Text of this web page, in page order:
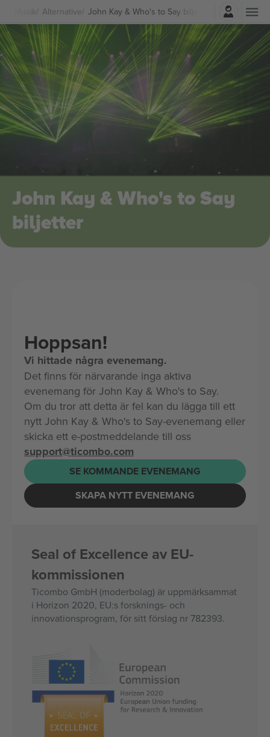
Musik Alternative John Kay & Who's to Say biljetter
Logga in
John Kay & Who's to Say
biljetter
Hoppsan!
Vi hittade några evenemang.
Det finns för närvarande inga aktiva
evenemang för John Kay & Who's to Say.
Om du tror att detta är fel kan du lägga till ett
nytt John Kay & Who's to Say-evenemang eller
skicka ett e-postmeddelande till oss
support@ticombo.com
SE KOMMANDE EVENEMANG
SKAPA NYTT EVENEMANG
Seal of Excellence av EU-
kommissionen
Ticombo GmbH (moderbolag) är uppmärksammat
i Horizon 2020, EU:s forsknings- och
innovationsprogram, för sitt förslag nr 782393.